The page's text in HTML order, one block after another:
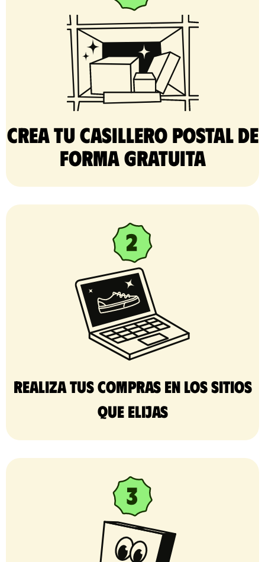
Crea tu casillero postal de
forma gratuita​
Realiza tus compras en los sitios
que elijas